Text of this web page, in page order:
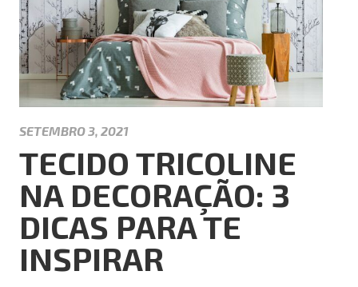
SETEMBRO 3, 2021
TECIDO TRICOLINE
NA DECORAÇÃO: 3
DICAS PARA TE
INSPIRAR